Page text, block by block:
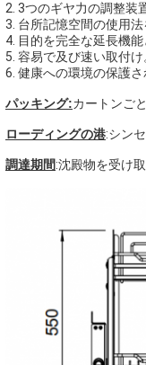
2. 3つのギヤ力の調整装
3. 台所記憶空間の使用
4. 目的を完全な延長機
5. 容易で及び速い取付け
6. 健康への環境の保護
パッキング:カートンご
ローディングの港:シン
調達期間:沈殿物を受け